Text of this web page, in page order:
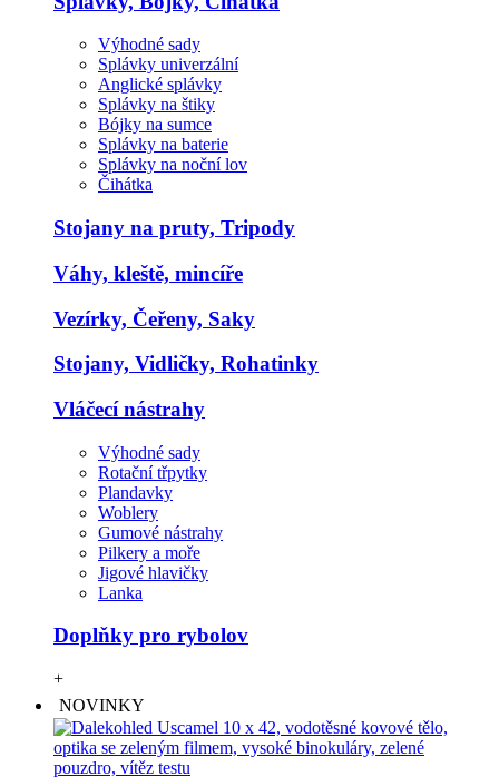
Výhodné sady
Splávky univerzální
Anglické splávky
Splávky na štiky
Bójky na sumce
Splávky na baterie
Splávky na noční lov
Čihátka
Stojany na pruty, Tripody
Váhy, kleště, mincíře
Vezírky, Čeřeny, Saky
Stojany, Vidličky, Rohatinky
Vláčecí nástrahy
Výhodné sady
Rotační třpytky
Plandavky
Woblery
Gumové nástrahy
Pilkery a moře
Jigové hlavičky
Lanka
Doplňky pro rybolov
+
NOVINKY